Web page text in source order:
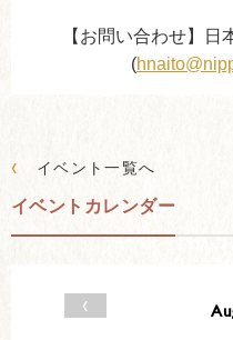
【お問い合わせ】
(
‹ イベント一覧へ
イベントカレンダー
‹